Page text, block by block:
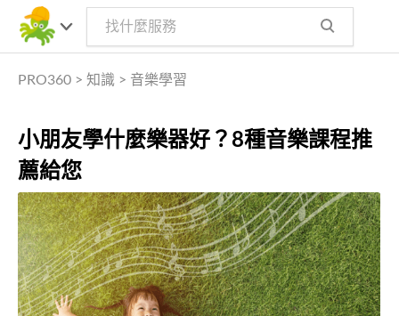
PRO360 > 知識 > 音樂學習
小朋友學什麼樂器好？8種音樂課程推
薦給您